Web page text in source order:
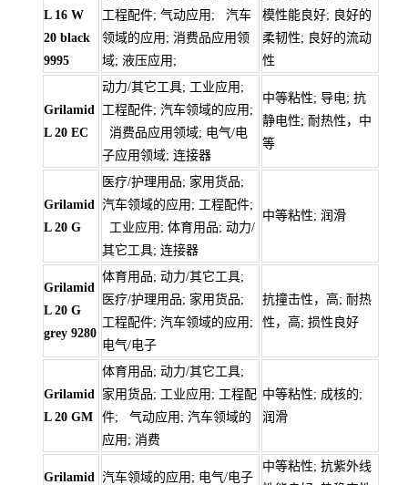
L 16 W
20 black
9995
工程配件; 气动应用; 汽车
领域的应用; 消费品应用领
域; 液压应用;
模性能良好; 良好的
柔韧性; 良好的流动
性
Grilamid
L 20 EC
动力/其它工具; 工业应用;
工程配件; 汽车领域的应用;
消费品应用领域; 电气/电
子应用领域; 连接器
中等粘性; 导电; 抗
静电性; 耐热性，中
等
Grilamid
L 20 G
医疗/护理用品; 家用货品;
汽车领域的应用; 工程配件;
工业应用; 体育用品; 动力/
其它工具; 连接器
中等粘性; 润滑
Grilamid
L 20 G
grey 9280
体育用品; 动力/其它工具;
医疗/护理用品; 家用货品;
工程配件; 汽车领域的应用;
电气/电子
抗撞击性，高; 耐热
性，高; 损性良好
Grilamid
L 20 GM
体育用品; 动力/其它工具;
家用货品; 工业应用; 工程配
件; 气动应用; 汽车领域的
应用; 消费
中等粘性; 成核的;
润滑
Grilamid 汽车领域的应用; 电气/电子
中等粘性; 抗紫外线